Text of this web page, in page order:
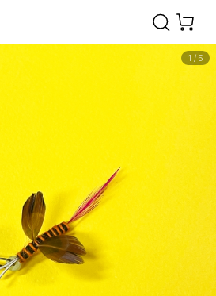
1 / 5